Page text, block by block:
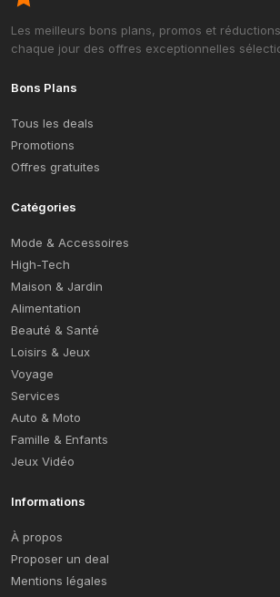
Les meilleurs bons plans, promos et
chaque jour des offres exceptionnelles
Bons Plans
Tous les deals
Promotions
Offres gratuites
Catégories
Mode & Accessoires
High-Tech
Maison & Jardin
Alimentation
Beauté & Santé
Loisirs & Jeux
Voyage
Services
Auto & Moto
Famille & Enfants
Jeux Vidéo
Informations
À propos
Proposer un deal
Mentions légales